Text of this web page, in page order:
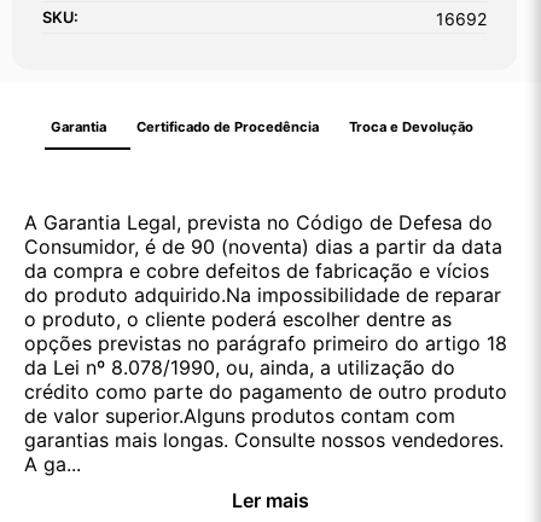
SKU: 16692
Garantia Certificado de Procedência Troca e Devolução
A Garantia Legal, prevista no Código de Defesa do
Consumidor, é de 90 (noventa) dias a partir da data
da compra e cobre defeitos de fabricação e vícios
do produto adquirido.Na impossibilidade de reparar
o produto, o cliente poderá escolher dentre as
opções previstas no parágrafo primeiro do artigo 18
da Lei nº 8.078/1990, ou, ainda, a utilização do
crédito como parte do pagamento de outro produto
de valor superior.Alguns produtos contam com
garantias mais longas. Consulte nossos vendedores.
A ga...
Ler mais